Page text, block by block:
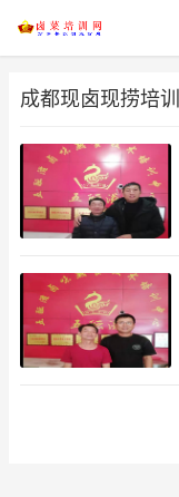
成都现卤现捞培训